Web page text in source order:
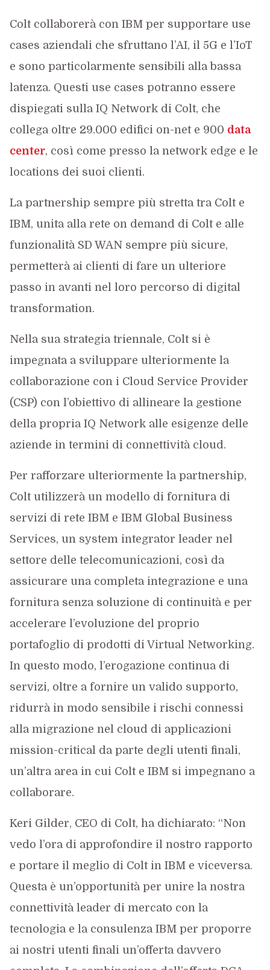
Colt collaborerà con IBM per supportare use
cases aziendali che sfruttano l’AI, il 5G e l’IoT
e sono particolarmente sensibili alla bassa
latenza. Questi use cases potranno essere
dispiegati sulla IQ Network di Colt, che
collega oltre 29.000 edifici on-net e 900 data
center, così come presso la network edge e le
locations dei suoi clienti.
La partnership sempre più stretta tra Colt e
IBM, unita alla rete on demand di Colt e alle
funzionalità SD WAN sempre più sicure,
permetterà ai clienti di fare un ulteriore
passo in avanti nel loro percorso di digital
transformation.
Nella sua strategia triennale, Colt si è
impegnata a sviluppare ulteriormente la
collaborazione con i Cloud Service Provider
(CSP) con l’obiettivo di allineare la gestione
della propria IQ Network alle esigenze delle
aziende in termini di connettività cloud.
Per rafforzare ulteriormente la partnership,
Colt utilizzerà un modello di fornitura di
servizi di rete IBM e IBM Global Business
Services, un system integrator leader nel
settore delle telecomunicazioni, così da
assicurare una completa integrazione e una
fornitura senza soluzione di continuità e per
accelerare l’evoluzione del proprio
portafoglio di prodotti di Virtual Networking.
In questo modo, l’erogazione continua di
servizi, oltre a fornire un valido supporto,
ridurrà in modo sensibile i rischi connessi
alla migrazione nel cloud di applicazioni
mission-critical da parte degli utenti finali,
un’altra area in cui Colt e IBM si impegnano a
collaborare.
Keri Gilder, CEO di Colt, ha dichiarato: “Non
vedo l’ora di approfondire il nostro rapporto
e portare il meglio di Colt in IBM e viceversa.
Questa è un’opportunità per unire la nostra
connettività leader di mercato con la
tecnologia e la consulenza IBM per proporre
ai nostri utenti finali un’offerta davvero